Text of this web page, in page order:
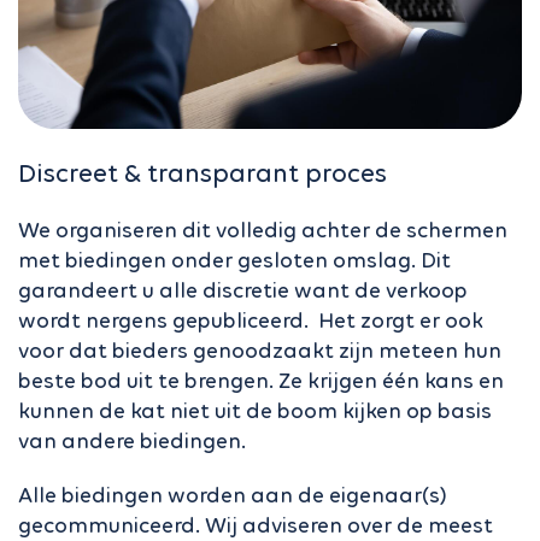
Discreet & transparant proces
We organiseren dit volledig achter de schermen
met biedingen onder gesloten omslag. Dit
garandeert u alle discretie want de verkoop
wordt nergens gepubliceerd. Het zorgt er ook
voor dat bieders genoodzaakt zijn meteen hun
beste bod uit te brengen. Ze krijgen één kans en
kunnen de kat niet uit de boom kijken op basis
van andere biedingen.
Alle biedingen worden aan de eigenaar(s)
gecommuniceerd. Wij adviseren over de meest